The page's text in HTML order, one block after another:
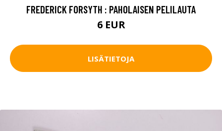
FREDERICK FORSYTH : PAHOLAISEN PELILAUTA
6 EUR
LISÄTIETOJA